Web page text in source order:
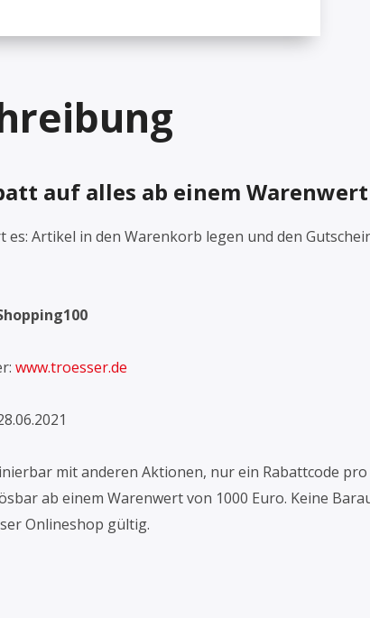
auf alles ab einem
Artikel in den Warenkorb legen und den
www.troesser.de
mit anderen Aktionen, nur ein Rabattcode
ab einem Warenwert von 1000 Euro. Keine
Onlineshop gültig.